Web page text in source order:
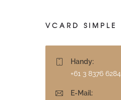
VCARD SIMPLE
Handy:
+61 3 8376 6284
E-Mail: